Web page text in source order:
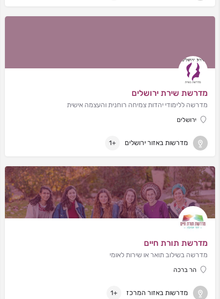
מדרשת שירת ירושלים
מדרשה ללימודי יהדות צמיחה רוחנית והעצמה אישית
ירושלים
מדרשות באזור ירושלים +1
מדרשת תורת חיים
מדרשה בשילוב תואר או שירות לאומי
הר ברכה
מדרשות באזור המרכז +1